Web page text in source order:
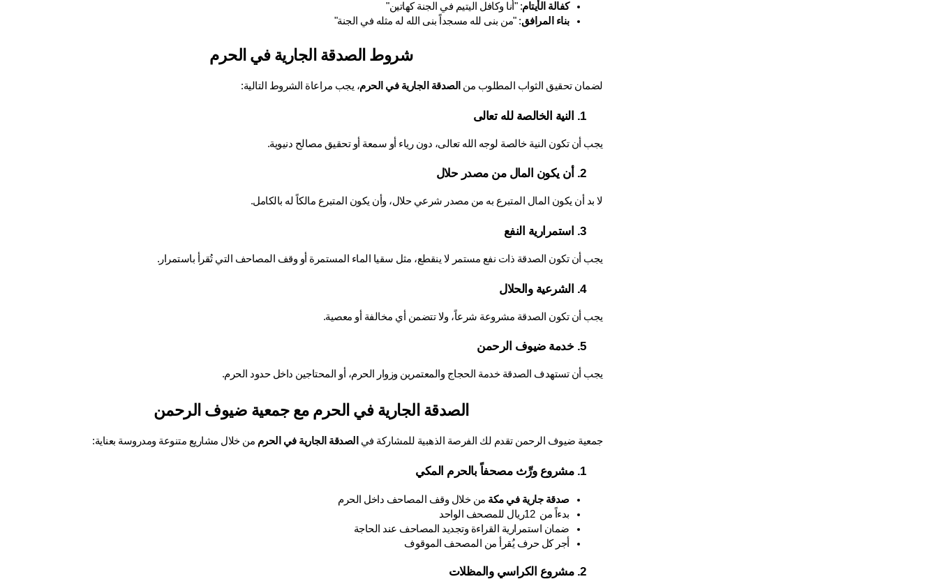
كفالة الأيتام: "أنا وكافل اليتيم في الجنة كهاتين"
بناء المرافق: "من بنى لله مسجداً بنى الله له مثله في الجنة"
شروط الصدقة الجارية في الحرم
لضمان تحقيق الثواب المطلوب من الصدقة الجارية في الحرم، يجب مراعاة الشروط التالية:
1. النية الخالصة لله تعالى
يجب أن تكون النية خالصة لوجه الله تعالى، دون رياء أو سمعة أو تحقيق مصالح دنيوية.
2. أن يكون المال من مصدر حلال
لا بد أن يكون المال المتبرع به من مصدر شرعي حلال، وأن يكون المتبرع مالكاً له بالكامل.
3. استمرارية النفع
يجب أن تكون الصدقة ذات نفع مستمر لا ينقطع، مثل سقيا الماء المستمرة أو وقف المصاحف التي تُقرأ باستمرار.
4. الشرعية والحلال
يجب أن تكون الصدقة مشروعة شرعاً، ولا تتضمن أي مخالفة أو معصية.
5. خدمة ضيوف الرحمن
يجب أن تستهدف الصدقة خدمة الحجاج والمعتمرين وزوار الحرم، أو المحتاجين داخل حدود الحرم.
الصدقة الجارية في الحرم مع جمعية ضيوف الرحمن
جمعية ضيوف الرحمن تقدم لك الفرصة الذهبية للمشاركة في الصدقة الجارية في الحرم من خلال مشاريع متنوعة ومدروسة بعناية:
1. مشروع ورِّث مصحفاً بالحرم المكي
صدقة جارية في مكة من خلال وقف المصاحف داخل الحرم
بدءاً من  12ريال للمصحف الواحد
ضمان استمرارية القراءة وتجديد المصاحف عند الحاجة
أجر كل حرف يُقرأ من المصحف الموقوف
2. مشروع الكراسي والمظلات